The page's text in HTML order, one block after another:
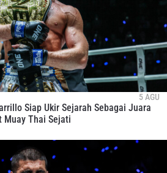
5 AGU
Siap Ukir Sejarah Sebagai Juara
Muay Thai Sejati